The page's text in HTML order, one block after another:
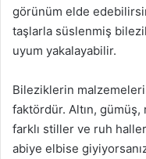
görünüm elde
taşlarla süslenmiş
uyum yakalayabilir.
Bileziklerin
faktördür. Altın, gümüş,
farklı stiller ve ruh
abiye elbise